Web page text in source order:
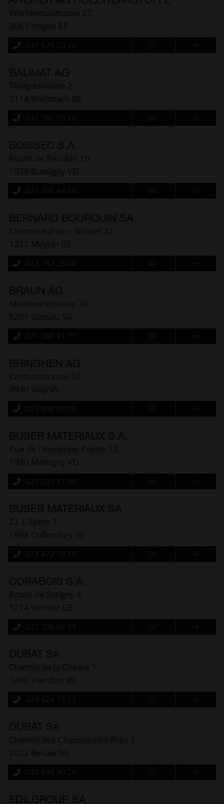
Worblentalstrasse 27
3063 Ittigen BE
031 925 20 20
BAUMAT AG
Thalgutstrasse 2
3114 Wichtrach BE
031 780 10 10
BOISSEC S.A.
Route de Reculan 1b
1030 Bussigny VD
021 706 44 55
BERNARD BOURQUIN SA
Chemin Adrien - Stössel 32
1217 Meyrin GE
022 782 25 00
BRAUN AG
Mooswiesstrasse 76
9201 Gossau SG
071 388 71 71
BRINGHEN AG
Kantonsstrasse 32
3930 Visp VS
027 948 84 00
BUSER MATÉRIAUX S.A.
Rue de l'Ancienne Pointe 12
1920 Martigny VD
027 721 71 46
BUSER MATÉRIAUX SA
Z.I. L'Epine 1
1868 Collombey VS
024 472 16 16
CORABOIS S.A.
Route de Satigny 4
1214 Vernier GE
022 306 09 99
DUBAT SA
Chemin de la Chèvre 1
1400 Yverdon VD
024 424 13 12
DUBAT SA
Chemin des Chapons-des-Prés 3
2022 Bevaix NE
032 846 40 20
EDILGROUP SA